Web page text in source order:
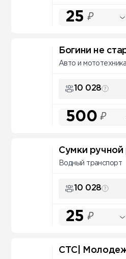
25 ₽
Богини не
Авто и мототехника
10 028
500 ₽
Сумки ручной
Водный транспорт
10 028
25 ₽
СТС|